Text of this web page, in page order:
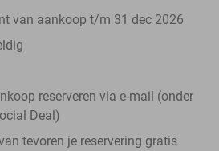
van aankoop t/m 31 dec 2026
reserveren via e-mail (onder
Deal)
tevoren je reservering gratis